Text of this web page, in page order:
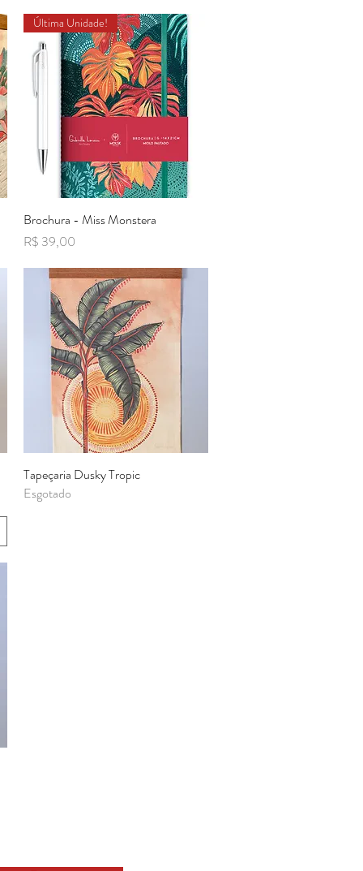
Visualização rápida
Última Unidade!
Brochura - Miss Monstera
Preço
R$ 39,00
Visualização rápida
Tapeçaria Dusky Tropic
Esgotado